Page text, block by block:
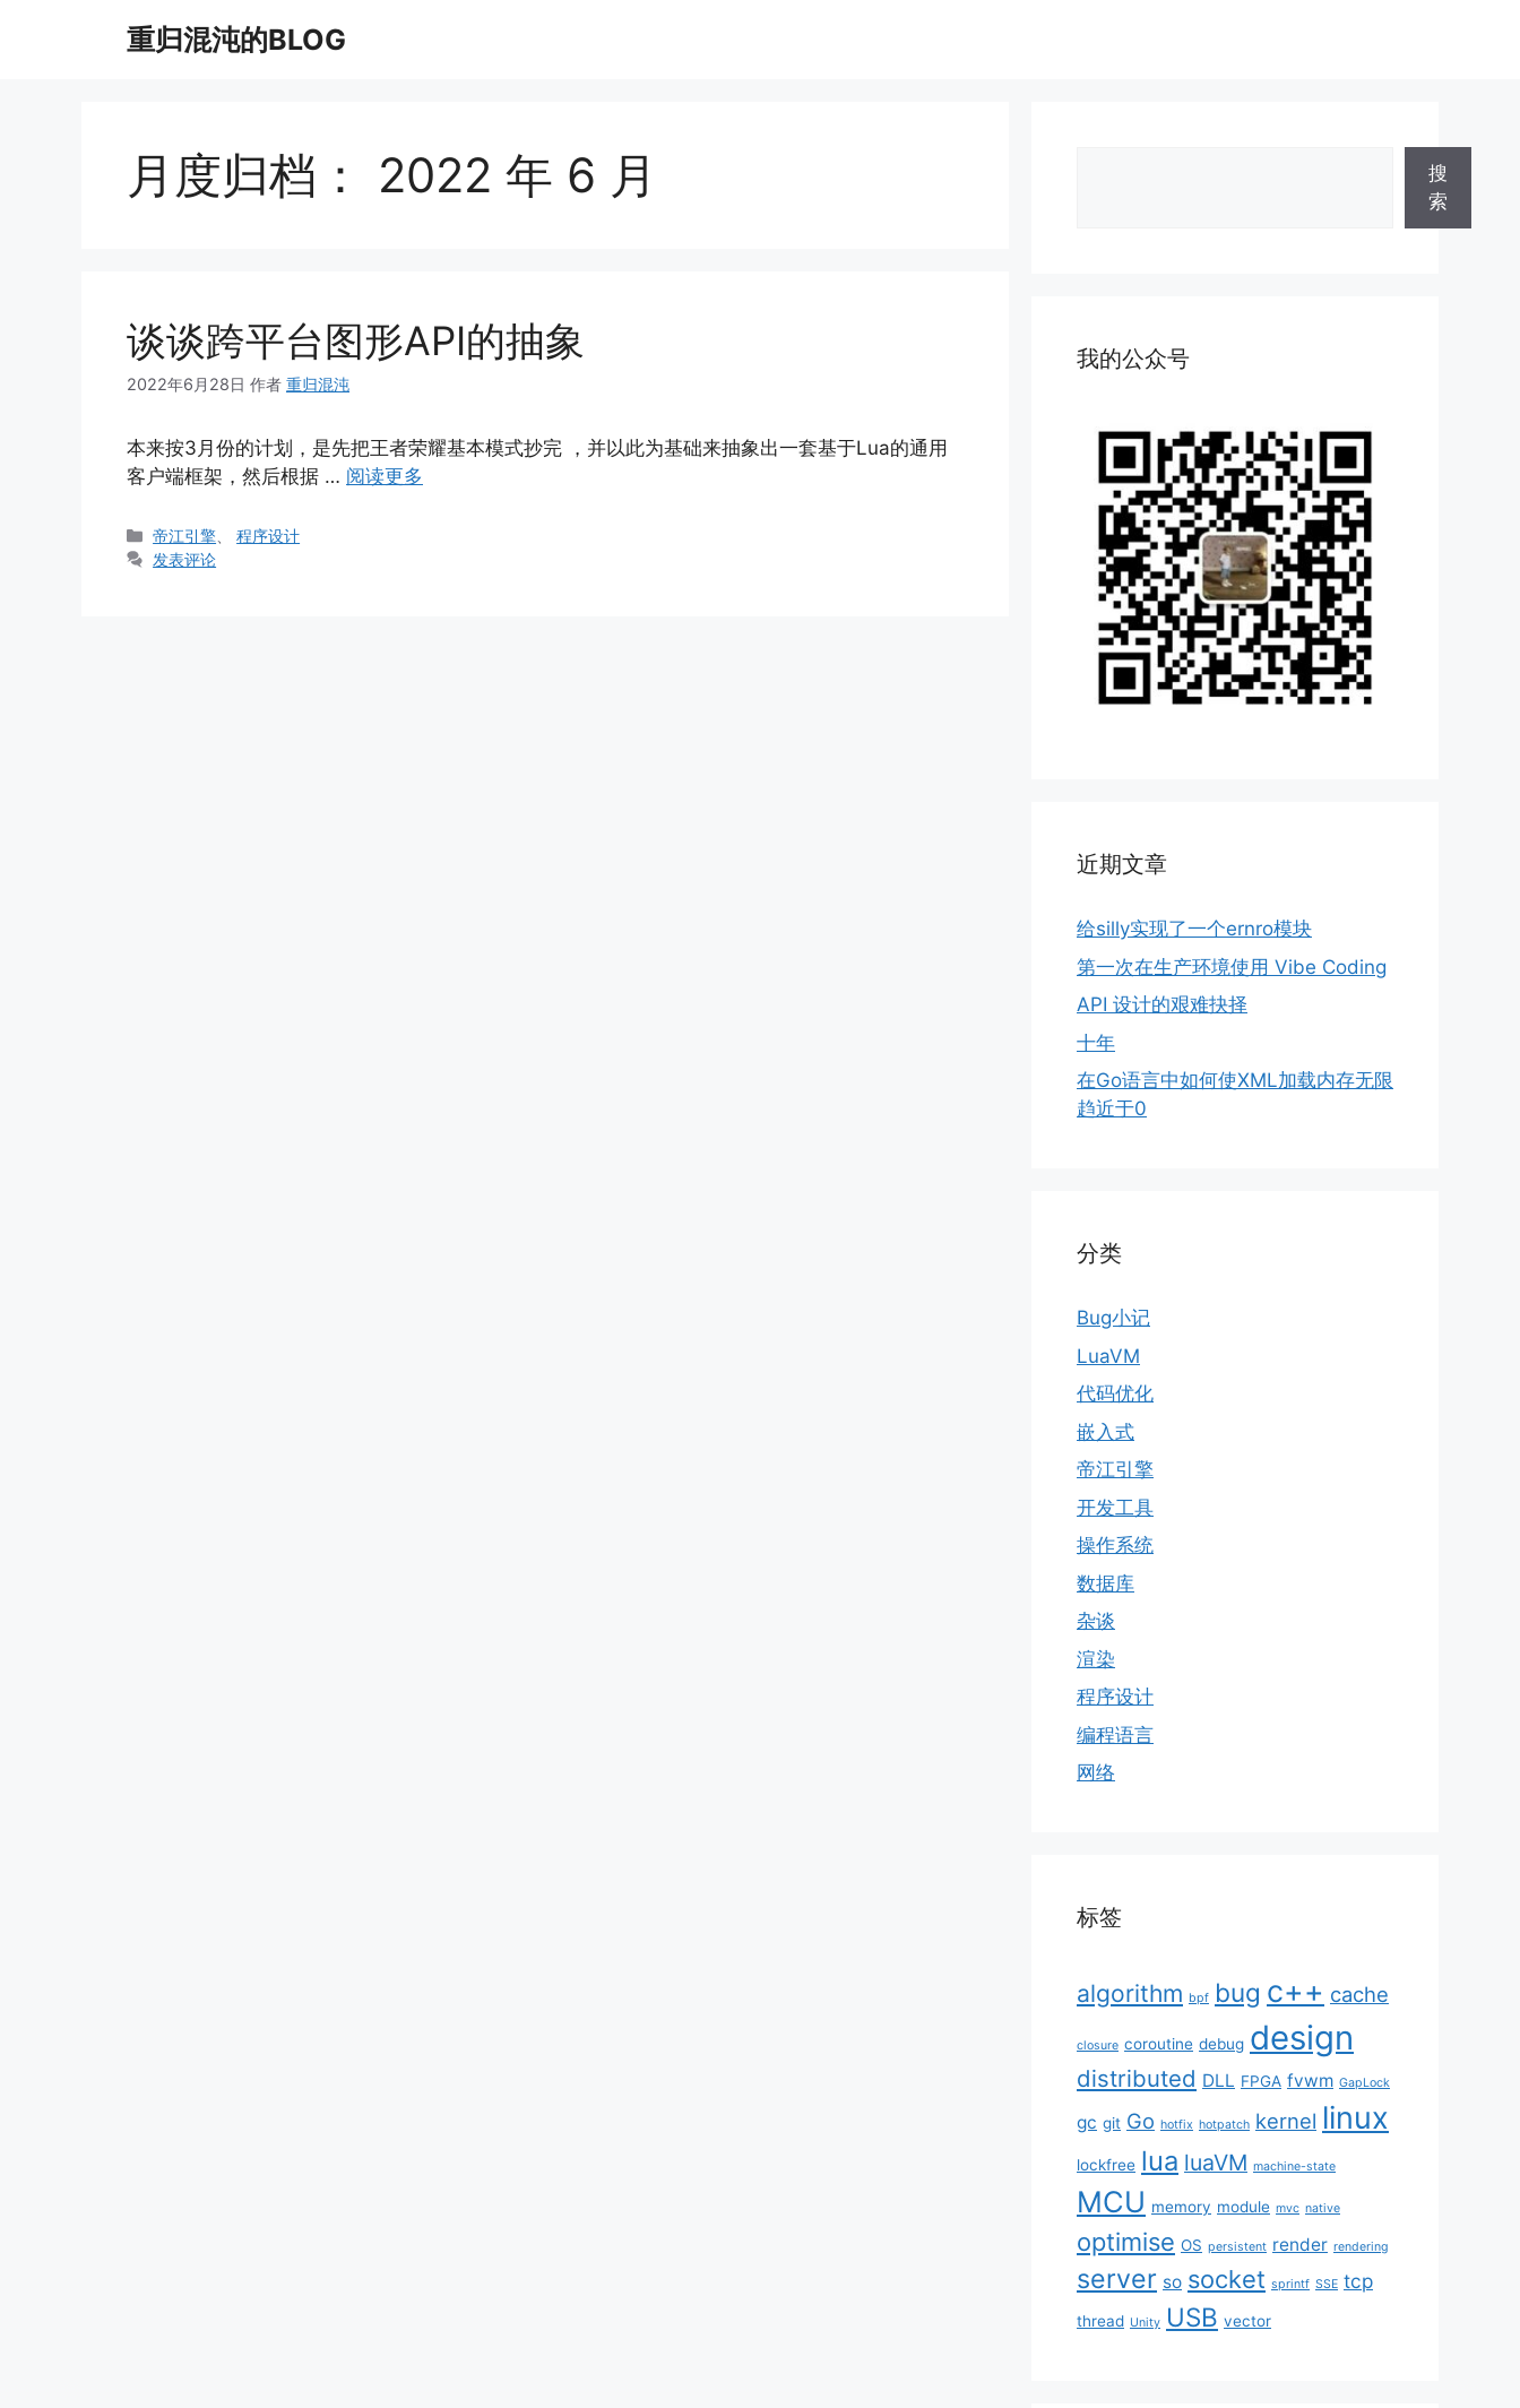
重归混沌的BLOG
月度归档： 2022 年 6 月
谈谈跨平台图形API的抽象
2022年6月28日 作者 重归混沌
本来按3月份的计划，是先把王者荣耀基本模式抄完 ，并以此为基础来抽象出一套基于Lua的通用
客户端框架，然后根据 … 阅读更多
分
类
帝江引擎 、程序设计
发表评论
搜
索
我的公众号
近期文章
给silly实现了一个ernro模块
第一次在生产环境使用 Vibe Coding
API 设计的艰难抉择
十年
在Go语言中如何使XML加载内存无限
趋近于0
分类
Bug小记
LuaVM
代码优化
嵌入式
帝江引擎
开发工具
操作系统
数据库
杂谈
渲染
程序设计
编程语言
网络
标签
algorithm bpf bug c++ cache
closure coroutine debug design
distributed DLL FPGA fvwm GapLock
gc git Go hotfix hotpatch kernel linux
lockfree lua luaVM machine-state
MCU memory module mvc native
optimise OS persistent render rendering
server so socket sprintf SSE tcp
thread Unity USB vector